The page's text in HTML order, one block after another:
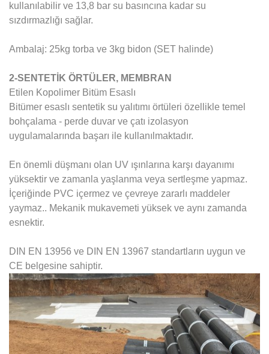
kullanılabilir ve 13,8 bar su basıncına kadar su
sızdırmazlığı sağlar.
Ambalaj: 25kg torba ve 3kg bidon (SET halinde)
2-SENTETİK ÖRTÜLER, MEMBRAN
Etilen Kopolimer Bitüm Esaslı
Bitümer esaslı sentetik su yalıtımı örtüleri özellikle temel
bohçalama - perde duvar ve çatı izolasyon
uygulamalarında başarı ile kullanılmaktadır.
En önemli düşmanı olan UV ışınlarına karşı dayanımı
yüksektir ve zamanla yaşlanma veya sertleşme yapmaz.
İçeriğinde PVC içermez ve çevreye zararlı maddeler
yaymaz.. Mekanik mukavemeti yüksek ve aynı zamanda
esnektir.
DIN EN 13956 ve DIN EN 13967 standartların uygun ve
CE belgesine sahiptir.